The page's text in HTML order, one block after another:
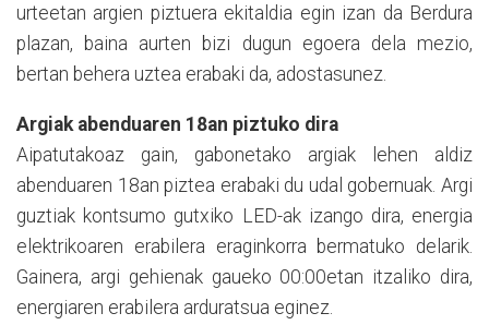
urteetan argien piztuera ekitaldia egin izan da Berdura
plazan, baina aurten bizi dugun egoera dela mezio,
bertan behera uztea erabaki da, adostasunez.
Argiak abenduaren 18an piztuko dira
Aipatutakoaz gain, gabonetako argiak lehen aldiz
abenduaren 18an piztea erabaki du udal gobernuak. Argi
guztiak kontsumo gutxiko LED-ak izango dira, energia
elektrikoaren erabilera eraginkorra bermatuko delarik.
Gainera, argi gehienak gaueko 00:00etan itzaliko dira,
energiaren erabilera arduratsua eginez.